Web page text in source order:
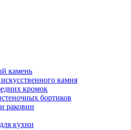
камень
камня
кромок
бортиков
раковин
кухни